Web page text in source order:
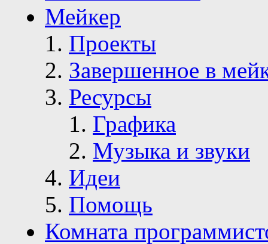
Мейкер
Проекты
Завершенное в
Ресурсы
Графика
Музыка и звуки
Идеи
Помощь
Комната